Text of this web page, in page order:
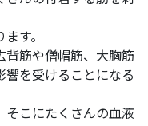
す。
背筋や僧帽筋、大胸筋
を受けることになる
こにたくさんの血液